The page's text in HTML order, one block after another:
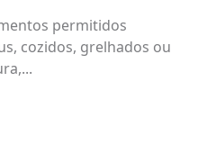
permitidos
cozidos, grelhados ou